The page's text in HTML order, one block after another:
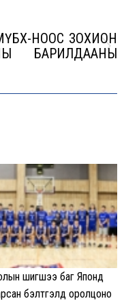
НООС ЗОХИОН
БАРИЛДААНЫ
шигшээ баг Японд
бэлтгэлд оролцоно